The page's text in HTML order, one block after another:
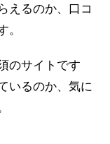
えるのか、口コ
。
のサイトです
いるのか、気に